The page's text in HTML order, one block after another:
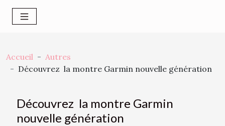
Accueil
Autres
Découvrez la montre Garmin nouvelle génération
Découvrez la montre Garmin
nouvelle génération